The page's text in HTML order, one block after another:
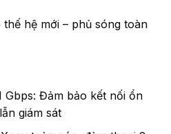
hệ mới – phủ sóng toàn
Gbps: Đảm bảo kết nối ổn
giám sát